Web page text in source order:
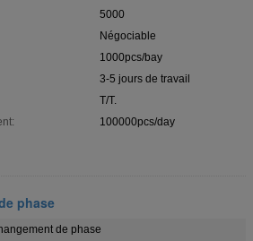
5000
Négociable
1000pcs/bay
3-5 jours de travail
T/T.
100000pcs/day
phase
de phase